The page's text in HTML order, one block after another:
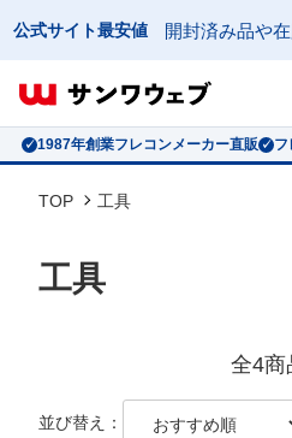
公式サイト最安値 開封済み品や
1987年創業フレコンメーカー直販 フ
TOP 工具
工具
全4商
並び替え：